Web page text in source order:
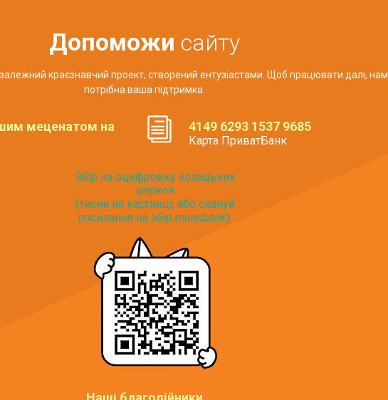
Допоможи сайту
краєзнавчий проект, створений ентузіастами. Щоб працювати далі, нам
потрібна ваша підтримка.
меценатом на
4149 6293 1537 9685
Карта ПриватБанк
Збір на оцифровку козацьких
церков
(тисни на картинці, або скануй
посилання на збір monobank):